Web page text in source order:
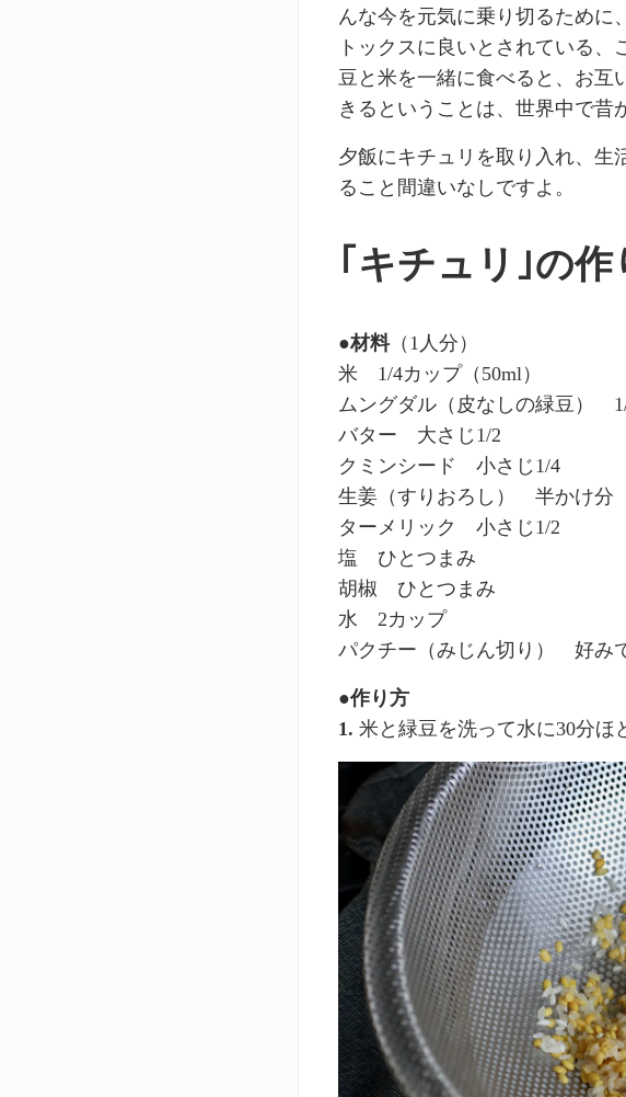
んな今を元気に乗り切るために
トックスに良いとされている、
豆と米を一緒に食べると、お互
きるということは、世界中で昔
夕飯にキチュリを取り入れ、生
ること間違いなしですよ。
｢キチュリ｣の作
●材料（1人分）
米 1/4カップ（50ml）
ムングダル（皮なしの緑豆） 1/
バター 大さじ1/2
クミンシード 小さじ1/4
生姜（すりおろし） 半かけ分
ターメリック 小さじ1/2
塩 ひとつまみ
胡椒 ひとつまみ
水 2カップ
パクチー（みじん切り） 好み
●作り方
1.米と緑豆を洗って水に30分ほ